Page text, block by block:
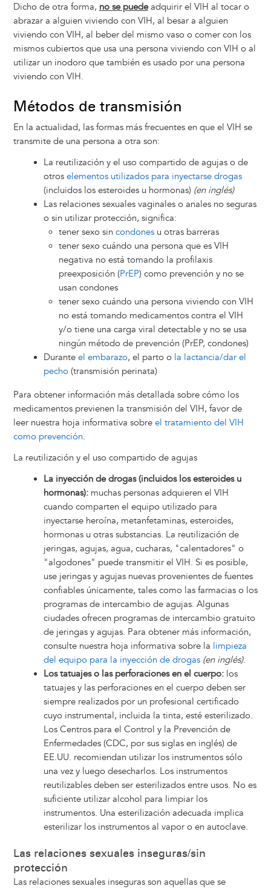
Dicho de otra forma, no se puedeadquirir el VIH al tocar o
abrazar a alguien viviendo con VIH, al besar a alguien
viviendo con VIH, al beber del mismo vaso o comer con los
mismos cubiertos que usa una persona viviendo con VIH o al
utilizar un inodoro que también es usado por una persona
viviendo con VIH.
Métodos de transmisión
En la actualidad, las formas más frecuentes en que el VIH se
transmite de una persona a otra son:
La reutilización y el uso compartido de agujas o de
otros elementos utilizados para inyectarse drogas
(incluidos los esteroides u hormonas) (en inglés)
Las relaciones sexuales vaginales o anales no seguras
o sin utilizar protección, significa:
tener sexo sin condonesu otras barreras
tener sexo cuándo una persona que es VIH
negativa no está tomando la profilaxis
preexposición (PrEP) como prevención y no se
usan condones
tener sexo cuándo una persona viviendo con VIH
no está tomando medicamentos contra el VIH
y/o tiene una carga viral detectable y no se usa
ningún método de prevención (PrEP, condones)
Durante el embarazo, el parto o la lactancia/dar el
pecho(transmisión perinata)
Para obtener información más detallada sobre cómo los
medicamentos previenen la transmisión del VIH, favor de
leer nuestra hoja informativa sobre el tratamiento del VIH
como prevención.
La reutilización y el uso compartido de agujas
La inyección de drogas (incluidos los esteroides u
hormonas):muchas personas adquieren el VIH
cuando comparten el equipo utilizado para
inyectarse heroína, metanfetaminas, esteroides,
hormonas u otras substancias. La reutilización de
jeringas, agujas, agua, cucharas, "calentadores" o
"algodones" puede transmitir el VIH. Si es posible,
use jeringas y agujas nuevas provenientes de fuentes
confiables únicamente, tales como las farmacias o los
programas de intercambio de agujas. Algunas
ciudades ofrecen programas de intercambio gratuito
de jeringas y agujas. Para obtener más información,
consulte nuestra hoja informativa sobre la limpieza
del equipo para la inyección de drogas (en inglés).
Los tatuajes o las perforaciones en el cuerpo:los
tatuajes y las perforaciones en el cuerpo deben ser
siempre realizados por un profesional certificado
cuyo instrumental, incluida la tinta, esté esterilizado.
Los Centros para el Control y la Prevención de
Enfermedades (CDC, por sus siglas en inglés) de
EE.UU. recomiendan utilizar los instrumentos sólo
una vez y luego desecharlos. Los instrumentos
reutilizables deben ser esterilizados entre usos. No es
suficiente utilizar alcohol para limpiar los
instrumentos. Una esterilización adecuada implica
esterilizar los instrumentos al vapor o en autoclave.
Las relaciones sexuales inseguras/sin
protección
Las relaciones sexuales inseguras son aquellas que se